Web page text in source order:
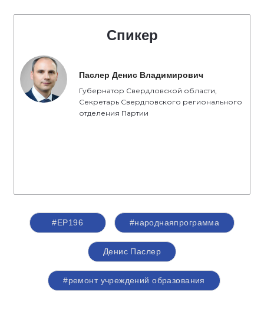
Спикер
Паслер Денис Владимирович
Губернатор Свердловской области,
Секретарь Свердловского регионального
отделения Партии
#ЕР196 #народнаяпрограмма
Денис Паслер
#ремонт учреждений образования